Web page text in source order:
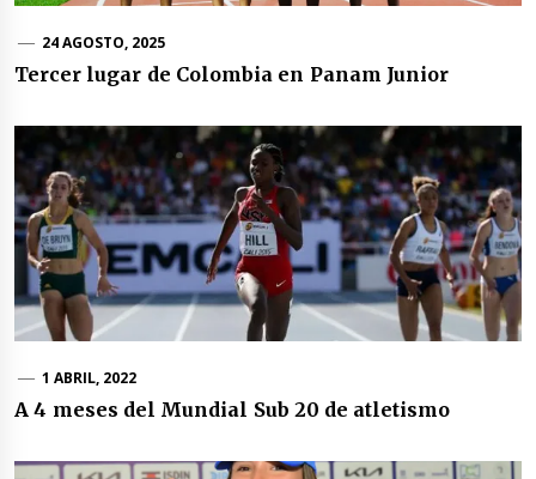
24 AGOSTO, 2025
Tercer lugar de Colombia en Panam Junior
1 ABRIL, 2022
A 4 meses del Mundial Sub 20 de atletismo